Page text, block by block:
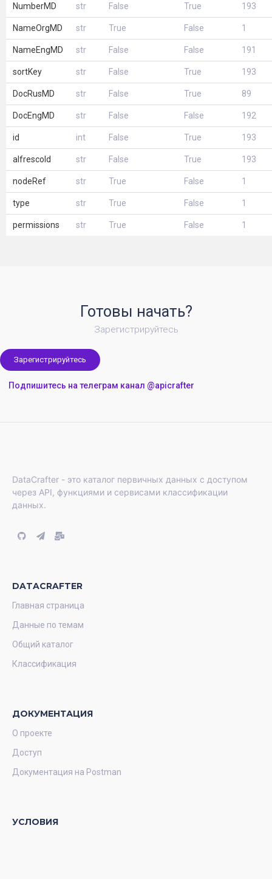
NumberMD str False True 193
NameOrgMD str True False 1
NameEngMD str False False 191
sortKey str False True 193
DocRusMD str False True 89
DocEngMD str False False 192
id int False True 193
alfrescoId str False True 193
nodeRef str True False 1
type str True False 1
permissions str True False 1
Готовы начать?
Зарегистрируйтесь
Зарегистрируйтесь
Подпишитесь на телеграм канал @apicrafter
DataCrafter - это каталог первичных данных с доступом
через API, функциями и сервисами классификации
данных.
DATACRAFTER
Главная страница
Данные по темам
Общий каталог
Классификация
ДОКУМЕНТАЦИЯ
О проекте
Доступ
Документация на Postman
УСЛОВИЯ